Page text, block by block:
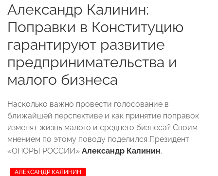
Александр Калинин:
Поправки в Конституцию
гарантируют развитие
предпринимательства и
малого бизнеса
Насколько важно провести голосование в
ближайшей перспективе и как принятие поправок
изменят жизнь малого и среднего бизнеса? Своим
мнением по этому поводу поделился Президент
«ОПОРЫ РОССИИ» Александр Калинин.
АЛЕКСАНДР КАЛИНИН